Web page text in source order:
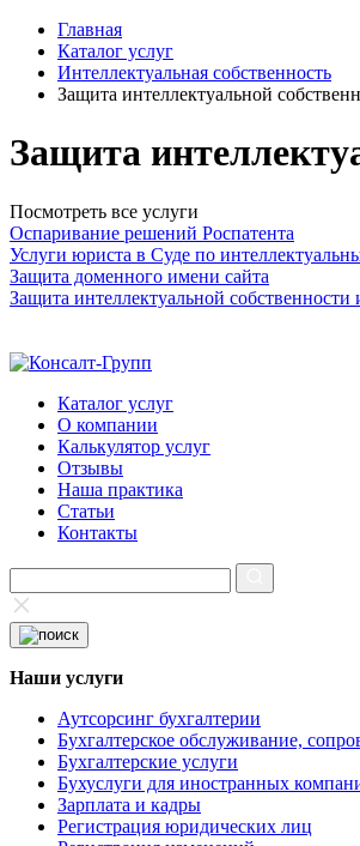
Главная
Каталог услуг
Интеллектуальная собственность
Защита интеллектуальной
Защита
Посмотреть все услуги
Оспаривание решений Роспатента
Услуги юриста в Суде по
Защита доменного имени сайта
Защита интеллектуальной собственности
Каталог услуг
О компании
Калькулятор услуг
Отзывы
Наша практика
Статьи
Контакты
Наши услуги
Аутсорсинг бухгалтерии
Бухгалтерское обслуживание,
Бухгалтерские услуги
Бухуслуги для иностранных
Зарплата и кадры
Регистрация юридических лиц